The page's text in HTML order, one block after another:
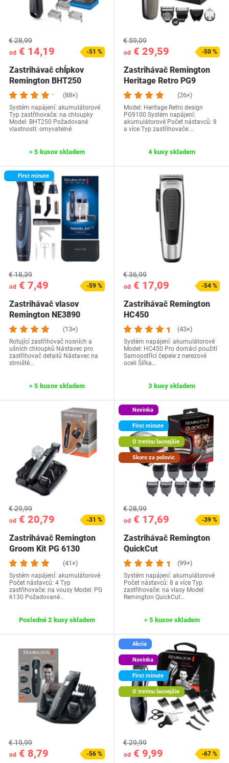
od € 14,19
€ 28,99
-51 %
Zastrihávač chĺpkov
Remington BHT250
(88×)
Systém napájení: akumulátorové
Typ zastřihovače: na chloupky
Model: BHT250 Požadované
vlastnosti: omyvatelné
> 5 kusov skladem
od € 29,59
€ 59,09
-50 %
Zastrihávač Remington
Heritage Retro PG9
(26×)
Model: Heritage Retro design
PG9100 Systém napájení:
akumulátorové Počet nástavců: 8
a více Typ zastřihovače:…
4 kusy skladem
First minute
od € 7,49
€ 18,39
-59 %
Zastrihávač vlasov
Remington NE3890
(13×)
Rotující zastřihovač nosních a
ušních chloupků Nástavec pro
zastřihovač detailů Nástavec na
strniště…
> 5 kusov skladem
od € 17,09
€ 36,99
-54 %
Zastrihávač Remington
HC450
(43×)
Systém napájení: akumulátorové
Model: HC450 Pro domácí použití
Samoostřící čepele z nerezové
oceli Šířka…
3 kusy skladem
od € 20,79
€ 29,99
-31 %
Zastrihávač Remington
Groom Kit PG 6130
(41×)
Systém napájení: akumulátorové
Počet nástavců: 4 Typ
zastřihovače: na vousy Model: PG
6130 Požadované…
Posledné 2 kusy skladem
Novinka
First minute
O tretinu lacnejšie
Skoro za polovic
od € 17,69
€ 28,99
-39 %
Zastrihávač Remington
QuickCut
(99+)
Systém napájení: akumulátorové
Počet nástavců: 8 a více Typ
zastřihovače: na vlasy Model:
Remington QuickCut…
> 5 kusov skladem
od € 8,79
€ 19,99
-56 %
Akcia
Novinka
First minute
O tretinu lacnejšie
od € 9,99
€ 29,99
-67 %